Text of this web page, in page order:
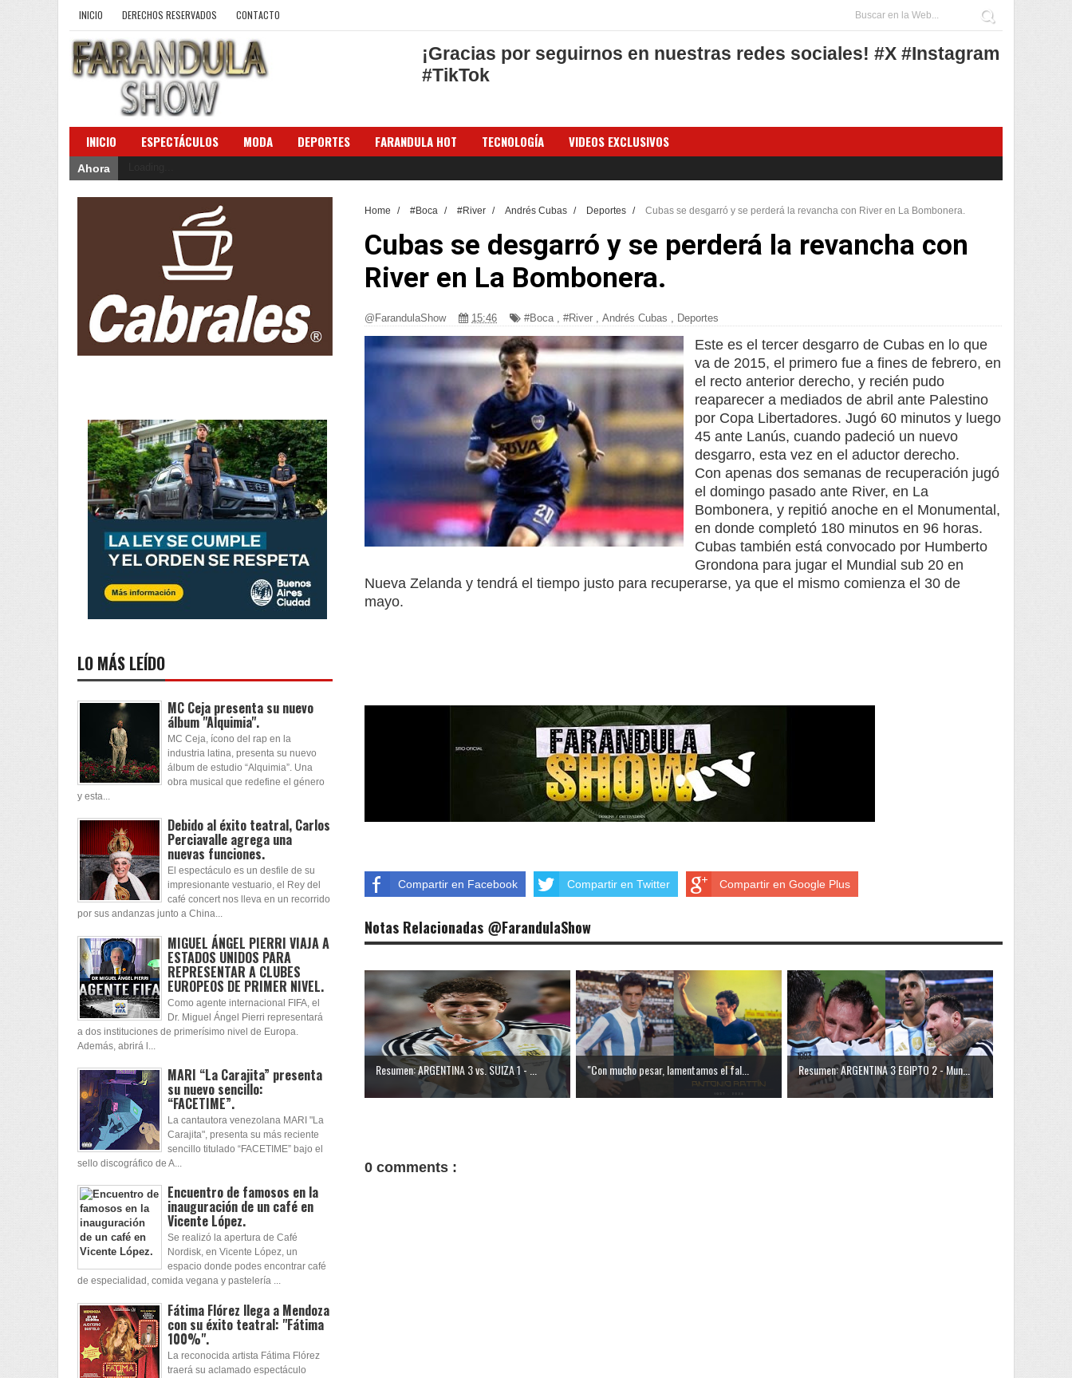
INICIO DERECHOS RESERVADOS CONTACTO
¡Gracias por seguirnos en nuestras redes sociales! #X #Instagram
#TikTok
INICIO ESPECTÁCULOS MODA DEPORTES FARANDULA HOT TECNOLOGÍA VIDEOS EXCLUSIVOS
Ahora
Home / #Boca / #River / Andrés Cubas / Deportes / Cubas se desgarró y se perderá la revancha con River en La Bombonera.
Cubas se desgarró y se perderá la revancha con
River en La Bombonera.
@FarandulaShow 15:46 #Boca, #River , Andrés Cubas , Deportes
Este es el tercer desgarro de Cubas en lo que
va de 2015, el primero fue a fines de febrero, en
el recto anterior derecho, y recién pudo
reaparecer a mediados de abril ante Palestino
por Copa Libertadores. Jugó 60 minutos y luego
45 ante Lanús, cuando padeció un nuevo
desgarro, esta vez en el aductor derecho.
Con apenas dos semanas de recuperación jugó
el domingo pasado ante River, en La
Bombonera, y repitió anoche en el Monumental,
en donde completó 180 minutos en 96 horas.
Cubas también está convocado por Humberto
Grondona para jugar el Mundial sub 20 en
Nueva Zelanda y tendrá el tiempo justo para recuperarse, ya que el mismo comienza el 30 de
mayo.
Compartir en Facebook Compartir en Twitter Compartir en Google Plus
Notas Relacionadas @FarandulaShow
Resumen: ARGENTINA 3 vs. SUIZA 1 - ... "Con mucho pesar, lamentamos el fal... Resumen: ARGENTINA 3 EGIPTO 2 - Mun...
0 comments :
LO MÁS LEÍDO
MC Ceja presenta su nuevo
álbum "Alquimia".
MC Ceja, ícono del rap en la
industria latina, presenta su nuevo
álbum de estudio “Alquimia”. Una
obra musical que redefine el género
y esta...
Debido al éxito teatral, Carlos
Perciavalle agrega una
nuevas funciones.
El espectáculo es un desfile de su
impresionante vestuario, el Rey del
café concert nos lleva en un recorrido
por sus andanzas junto a China...
MIGUEL ÁNGEL PIERRI VIAJA A
ESTADOS UNIDOS PARA
REPRESENTAR A CLUBES
EUROPEOS DE PRIMER NIVEL.
Como agente internacional FIFA, el
Dr. Miguel Ángel Pierri representará
a dos instituciones de primerísimo nivel de Europa.
Además, abrirá l...
MARI “La Carajita” presenta
su nuevo sencillo:
“FACETIME”.
La cantautora venezolana MARI "La
Carajita", presenta su más reciente
sencillo titulado “FACETIME” bajo el
sello discográfico de A...
Encuentro de famosos en la
inauguración de un café en
Vicente López.
Se realizó la apertura de Café
Nordisk, en Vicente López, un
espacio donde podes encontrar café
de especialidad, comida vegana y pastelería ...
Fátima Flórez llega a Mendoza
con su éxito teatral: "Fátima
100%".
La reconocida artista Fátima Flórez
traerá su aclamado espectáculo